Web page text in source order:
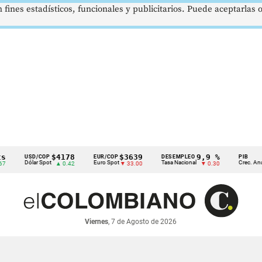
USD/COP
Dólar Spot
$4178
▲ 0.42
EUR/COP
Euro Spot
$3639
▼ 33.00
DESEMPLEO
Tasa Nacional
9,9 %
▼ 0.30
PIB
Crec. Anual
2,8
▲
Viernes, 7 de Agosto de 2026
estadísticos, funcionales y publicitarios. Puede aceptarlas